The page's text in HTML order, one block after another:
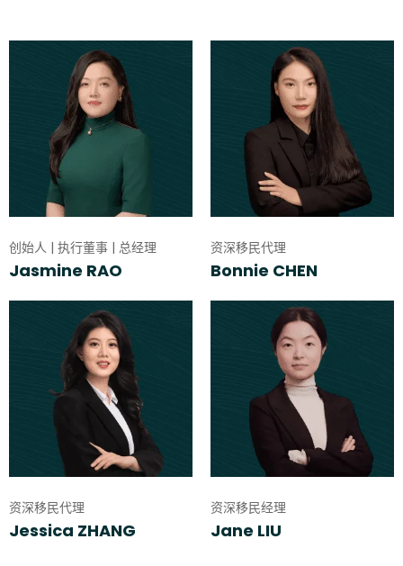
创始人 | 执行董事 | 总经理
Jasmine RAO
资深移民代理
Bonnie CHEN
资深移民代理
Jessica ZHANG
资深移民经理
Jane LIU